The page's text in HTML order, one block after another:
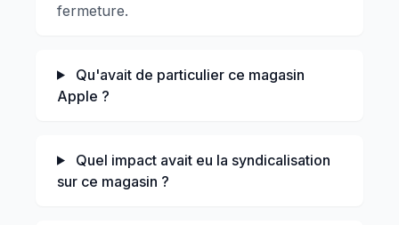
fermeture.
Qu'avait de particulier ce magasin
Apple ?
Quel impact avait eu la syndicalisation
sur ce magasin ?